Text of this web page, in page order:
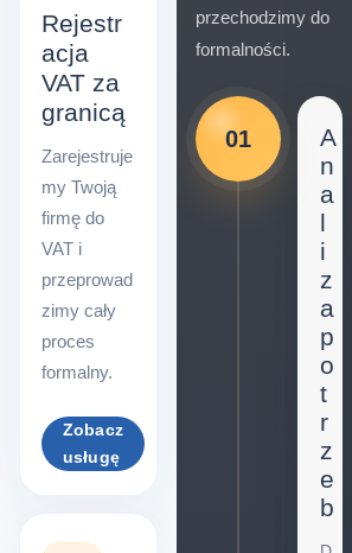
Rejestr
acja
VAT za
granicą
Zarejestruje
my Twoją
firmę do
VAT i
przeprowad
zimy cały
proces
formalny.
Zobacz
usługę
przechodzimy do
formalności.
01
A
n
a
l
i
z
a
p
o
t
r
z
e
b